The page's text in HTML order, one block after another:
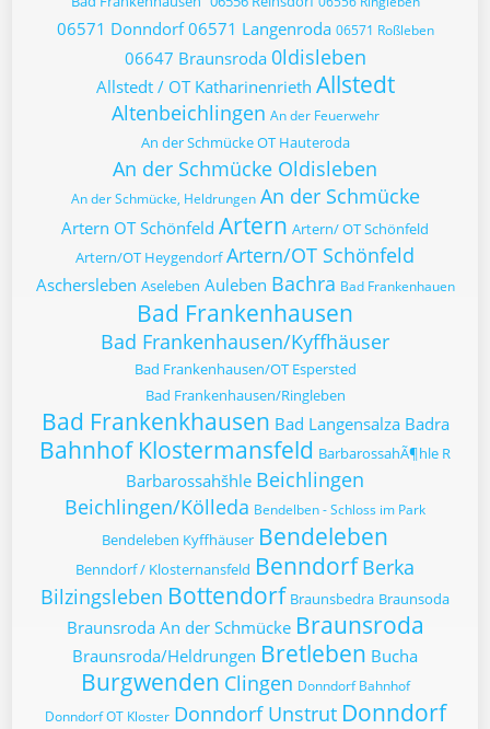
06571 Donndorf 06571 Langenroda 06571 Roßleben
06647 Braunsroda 0ldisleben
Allstedt / OT Katharinenrieth Allstedt
Altenbeichlingen An der Feuerwehr
An der Schmücke OT Hauteroda
An der Schmücke Oldisleben
An der Schmücke, Heldrungen An der Schmücke
Artern OT Schönfeld Artern Artern/ OT Schönfeld
Artern/OT Heygendorf Artern/OT Schönfeld
Aschersleben Aseleben Auleben Bachra Bad Frankenhauen
Bad Frankenhausen
Bad Frankenhausen/Kyffhäuser
Bad Frankenhausen/OT Espersted
Bad Frankenhausen/Ringleben
Bad Frankenkhausen Bad Langensalza Badra
Bahnhof Klostermansfeld BarbarossahÃ¶hle R
Barbarossahšhle Beichlingen
Beichlingen/Kölleda Bendelben - Schloss im Park
Bendeleben Kyffhäuser Bendeleben
Benndorf / Klosternansfeld Benndorf Berka
Bilzingsleben Bottendorf Braunsbedra Braunsoda
Braunsroda An der Schmücke Braunsroda
Braunsroda/Heldrungen Bretleben Bucha
Burgwenden Clingen Donndorf Bahnhof
Donndorf OT Kloster Donndorf Unstrut Donndorf